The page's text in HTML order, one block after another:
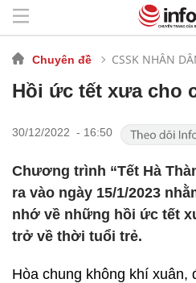
Chuyên đề CSSK NHÂN
Hồi ức tết xưa cho
30/12/2022 - 16:50
Chương trình “Tết Hà
ra vào ngày 15/1/2023
nhớ về những hồi ức tết
trở về thời tuổi trẻ.
Hòa chung không khí xuân,